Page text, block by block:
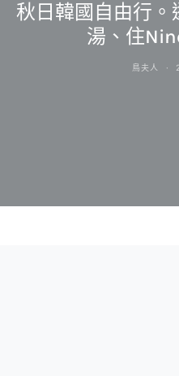
秋日韓國自由行
湯、住
鳥夫人